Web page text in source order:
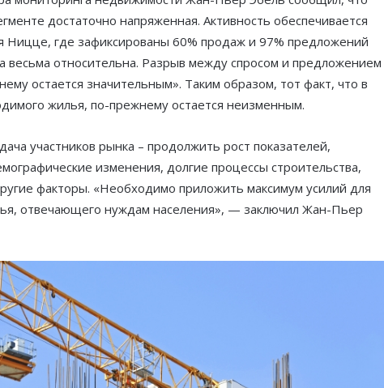
достаточно напряженная. Активность обеспечивается
Ницце, где зафиксированы 60% продаж и 97% предложений
весьма относительна. Разрыв между спросом и предложением
остается значительным». Таким образом, тот факт, что в
жилья, по-прежнему остается неизменным.
участников рынка – продолжить рост показателей,
изменения, долгие процессы строительства,
факторы. «Необходимо приложить максимум усилий для
отвечающего нуждам населения», — заключил Жан-Пьер